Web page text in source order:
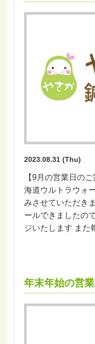
2023.08.31 (Thu)
【9月の営業日の
海道ウルトラウォ
みさせていただき
ールできましたの
ジいたします また
年末年始の営